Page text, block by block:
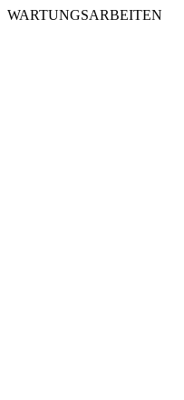
WARTUNGSARBEITEN